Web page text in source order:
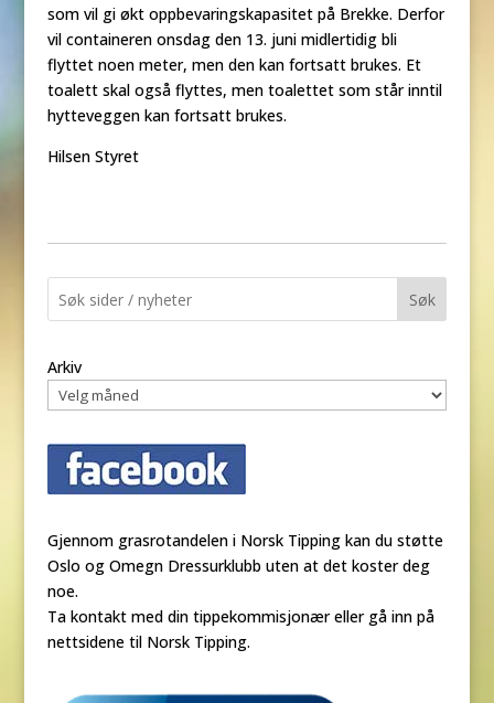
som vil gi økt oppbevaringskapasitet på Brekke. Derfor
vil containeren onsdag den 13. juni midlertidig bli
flyttet noen meter, men den kan fortsatt brukes. Et
toalett skal også flyttes, men toalettet som står inntil
hytteveggen kan fortsatt brukes.
Hilsen Styret
Søk
Arkiv
Gjennom grasrotandelen i Norsk Tipping kan du støtte
Oslo og Omegn Dressurklubb uten at det koster deg
noe.
Ta kontakt med din tippekommisjonær eller gå inn på
nettsidene til Norsk Tipping.